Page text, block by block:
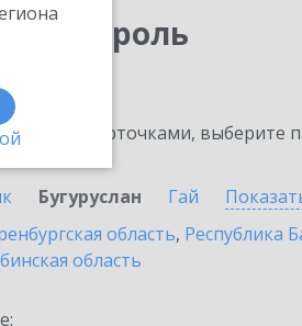
карточками, выберите
Бугуруслан Гай
область, Республика
область